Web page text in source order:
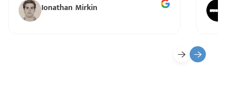
Ionathan Mirkin